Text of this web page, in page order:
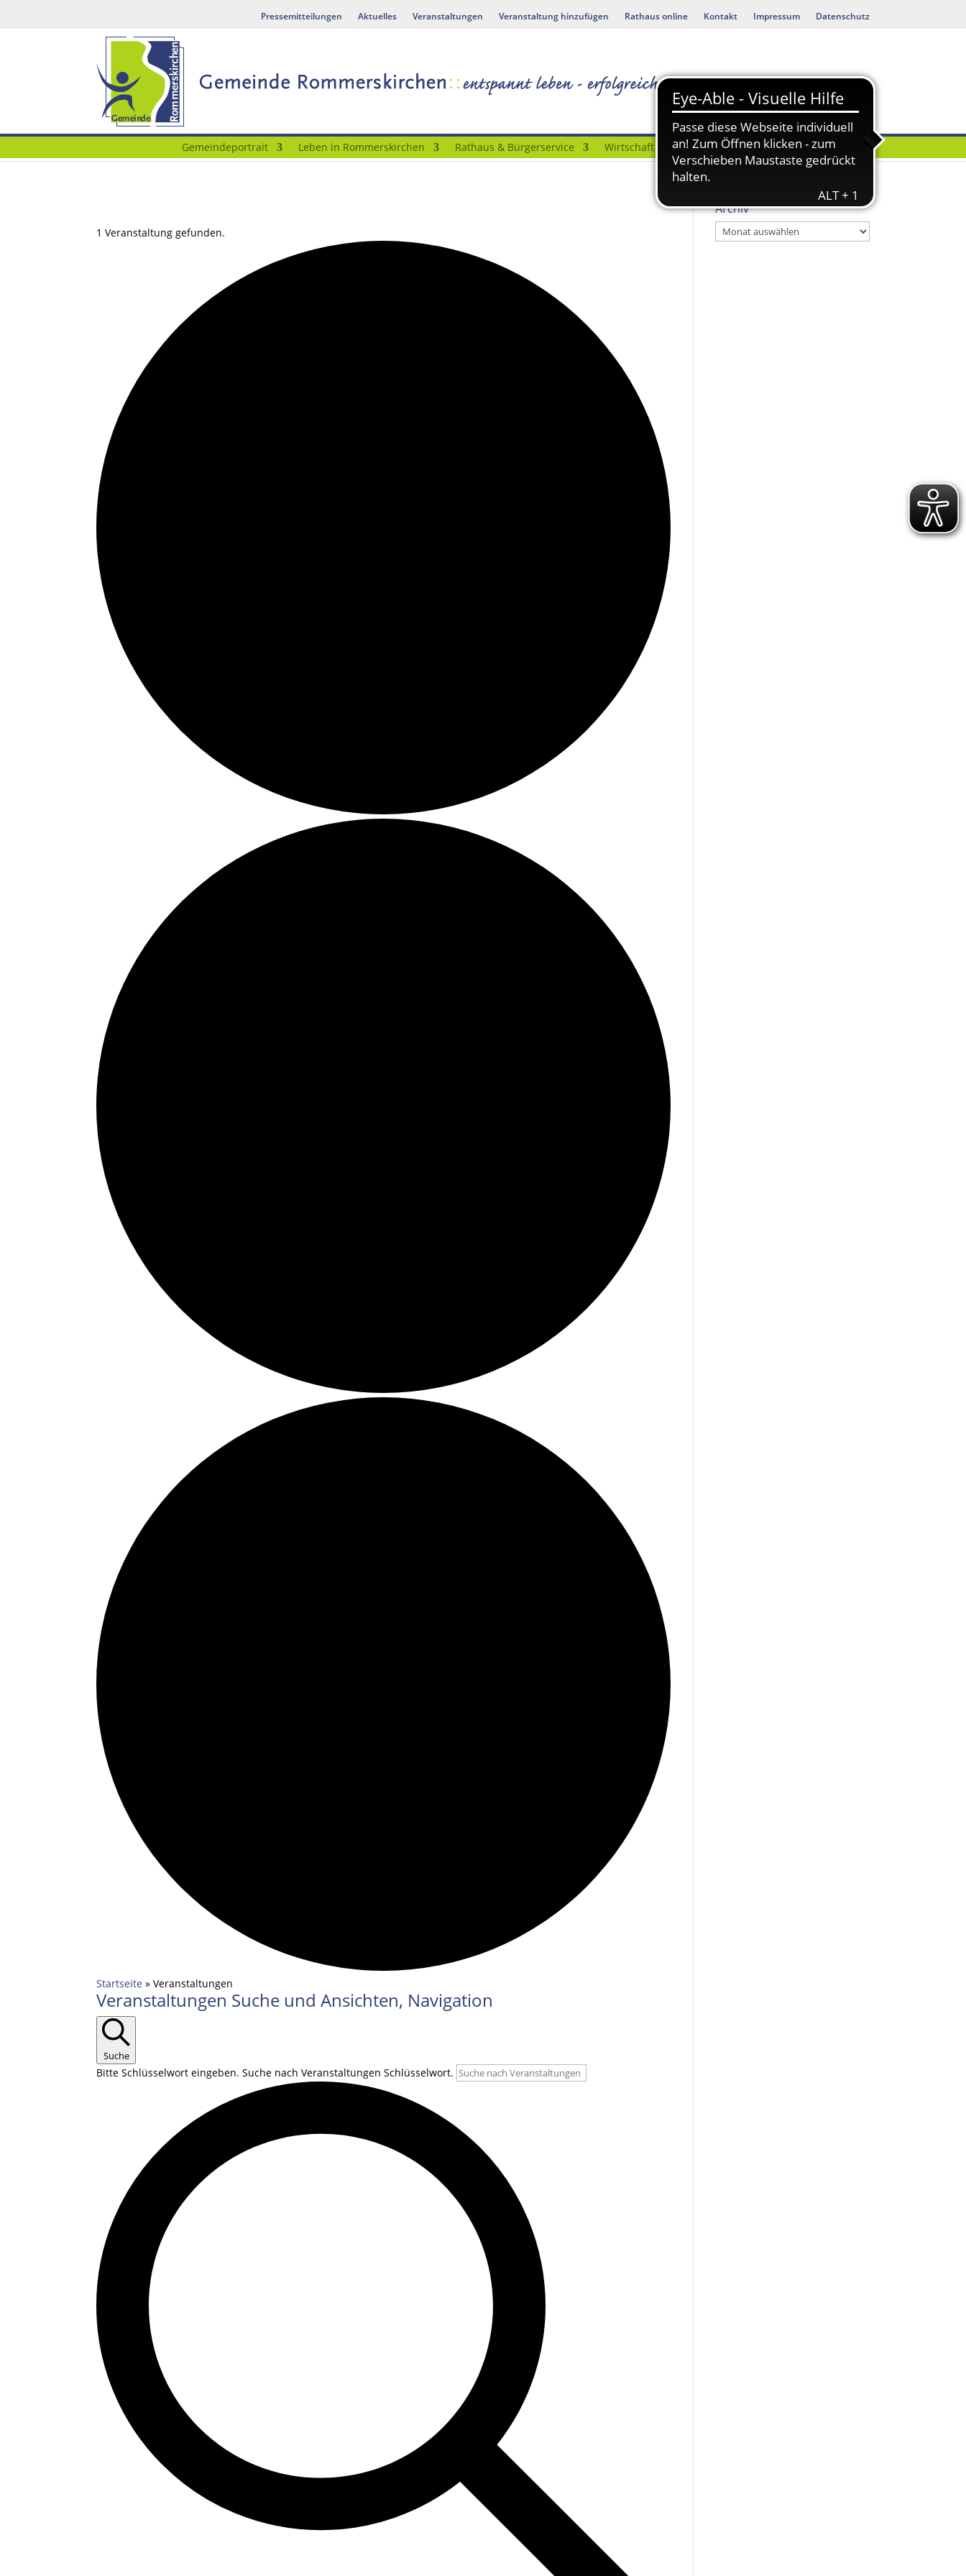
Pressemitteilungen Aktuelles Veranstaltungen Veranstaltung hinzufügen Rathaus online Kontakt Impressum Datenschutz
Gemeindeportrait Leben in Rommerskirchen Rathaus & Bürgerservice Wirtschaft Bauen & Umwelt
1 Veranstaltung gefunden.
Startseite »Veranstaltungen
Veranstaltungen
für
12.09.2025
Veranstaltungen Suche und Ansichten, Navigation
Suche
Bitte Schlüsselwort eingeben. Suche nach Veranstaltungen Schlüsselwort.
Archiv
Archiv